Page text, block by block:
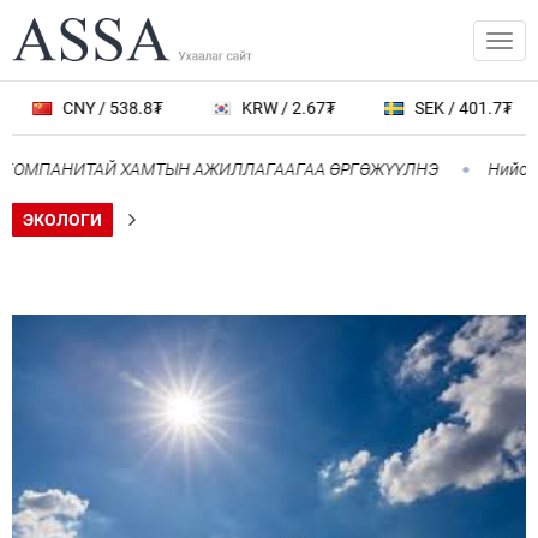
CNY / 538.8₮ KRW / 2.67₮ SEK / 401.7₮
ХАМТЫН АЖИЛЛАГААГАА ӨРГӨЖҮҮЛНЭ Нийслэлд
ЭКОЛОГИ